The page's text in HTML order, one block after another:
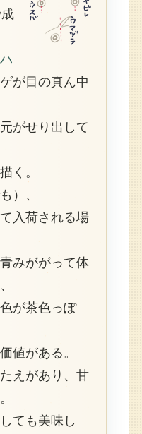
が目の真ん中
がせり出して
く。
）、
入荷される場
みががって体
が茶色っぽ
値がある。
えがあり、甘
ても美味し